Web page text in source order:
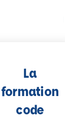
La
formation
code